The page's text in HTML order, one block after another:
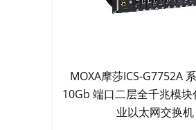
MOXA摩莎ICS-G7752A
10Gb 端口二层全千兆模
业以太网交换机